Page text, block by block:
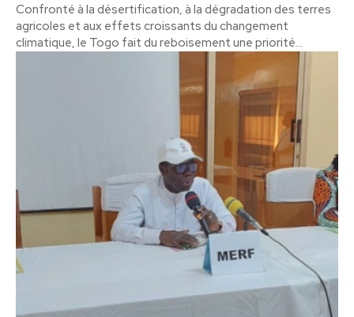
Confronté à la désertification, à la dégradation des terres
agricoles et aux effets croissants du changement
climatique, le Togo fait du reboisement une priorité...